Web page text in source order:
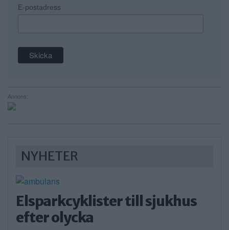
E-postadress
Annons:
NYHETER
Elsparkcyklister till sjukhus
efter olycka